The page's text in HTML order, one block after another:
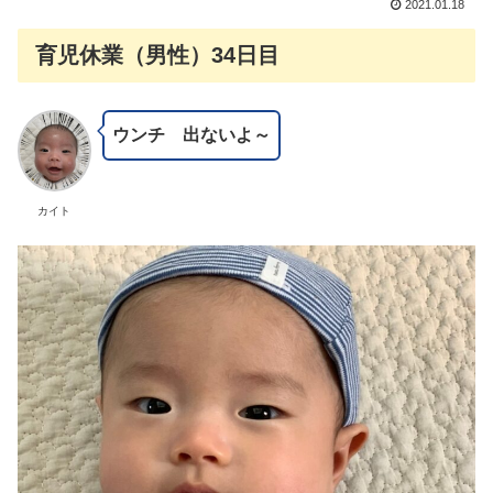
2021.01.18
育児休業（男性）34日目
カイト
ウンチ 出ないよ～